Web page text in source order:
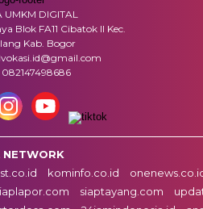
UMKM DIGITAL
Blok FA11 Cibatok II Kec.
Kab. Bogor
082147498686
NETWORK
kominfo.co.id
siaptayang.com